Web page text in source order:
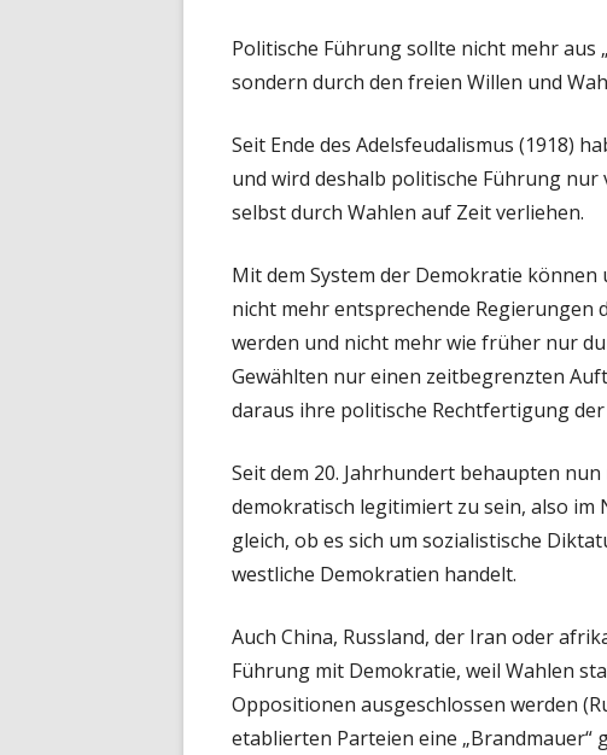
Politische Führung sollte nicht mehr aus
sondern durch den freien Willen und
Seit Ende des Adelsfeudalismus (1918)
und wird deshalb politische Führung
selbst durch Wahlen auf Zeit verliehen.
Mit dem System der Demokratie
nicht mehr entsprechende Regierungen
werden und nicht mehr wie früher nur
Gewählten nur einen zeitbegrenzten
daraus ihre politische Rechtfertigung
Seit dem 20. Jahrhundert behaupten
demokratisch legitimiert zu sein, also im
gleich, ob es sich um sozialistische
westliche Demokratien handelt.
Auch China, Russland, der Iran oder
Führung mit Demokratie, weil Wahlen
Oppositionen ausgeschlossen werden
etablierten Parteien eine